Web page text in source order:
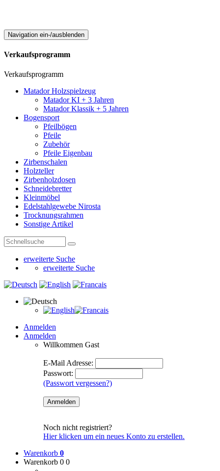
Navigation ein-/ausblenden
Verkaufsprogramm
Verkaufsprogramm
Matador Holzspielzeug
Matador KI + 3 Jahren
Matador Klassik + 5 Jahren
Bogensport
Pfeilbögen
Pfeile
Zubehör
Pfeile Eigenbau
Zirbenschalen
Holzteller
Zirbenholzdosen
Schneidebretter
Kleinmöbel
Edelstahlgewebe Nirosta
Trocknungsrahmen
Sonstige Artikel
erweiterte Suche
erweiterte Suche
Anmelden
Anmelden
Willkommen Gast
E-Mail Adresse:
Passwort:
(Passwort vergessen?)
Noch nicht registriert?
Hier klicken um ein neues Konto zu erstellen.
Warenkorb 0
Warenkorb 0 0